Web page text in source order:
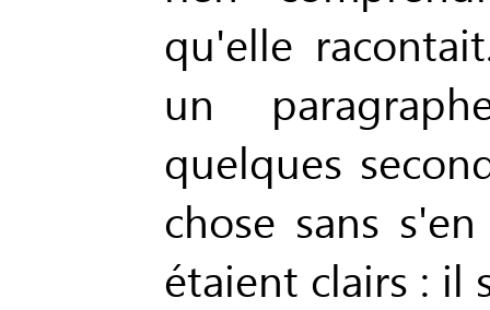
qu'elle
un
quelques
chose sans
étaient clairs : il